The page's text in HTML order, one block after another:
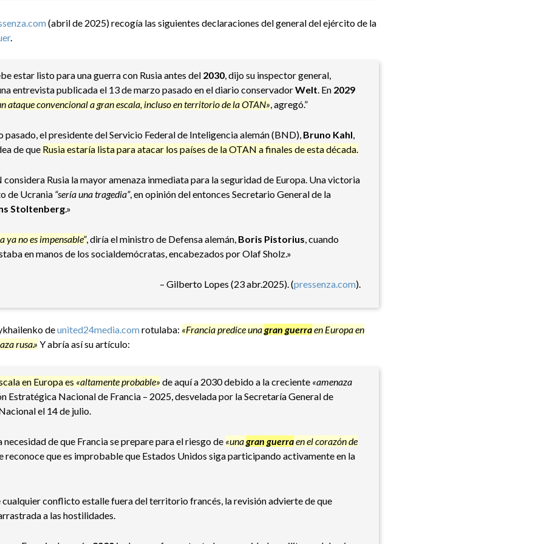
(abril de 2025) recogía las siguientes declaraciones del general del ejército de la
.
estar listo para una guerra con Rusia antes del 2030, dijo su inspector general,
entrevista publicada el 13 de marzo pasado en el diario conservadorWelt. En 2029
ataque convencional a gran escala, incluso en territorio de la OTAN», agregó.”
pasado, el presidente del Servicio Federal de Inteligencia alemán (BND), Bruno Kahl,
de que Rusia estaría lista para atacar los países de la OTAN a finales de esta década.
Rusia la mayor amenaza inmediata para la seguridad de Europa. Una victoria
de Ucrania “sería una tragedia”, en opinión del entonces Secretario General de la
Stoltenberg.»
ya no es impensable”, diría el ministro de Defensa alemán, Boris Pistorius, cuando
en manos de los socialdemócratas, encabezados por Olaf Sholz.»
– Gilberto Lopes (23 abr.2025). (pressenza.com).
deunited24media.comrotulaba: «Francia predice unagran guerraen Europa en
rusa.» Y abría así su artículo:
en Europa es «altamente probable» de aquí a 2030 debido a la creciente «amenaza
Estratégica Nacional de Francia – 2025, desvelada por la Secretaría General de
el 14 de julio.
necesidad de que Francia se prepare para el riesgo de «unagran guerraen el corazón de
reconoce que es improbable que Estados Unidos siga participando activamente en la
cualquier conflicto estalle fuera del territorio francés, la revisión advierte de que
a las hostilidades.